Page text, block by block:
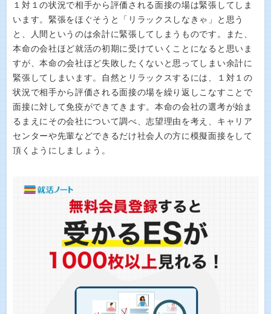
１対１の状況で相手から評価される面接の場は緊張してしま
います。緊張をほぐそうと「リラックスしなきゃ」と思う
と、人間というのは余計に緊張してしまうものです。また、
本命の会社ほど就活の初期に受けていくことになると思いま
すが、本命の会社ほど失敗したくないと思ってしまい余計に
緊張してしまいます。自然とリラックスするには、１対１の
状況で相手から評価される面接の場を繰り返しこなすことで
面接に対して免疫ができてきます。本命の会社の選考が始ま
るまえにその会社について調べ、志望理由を考え、キャリア
センターや先輩などできるだけ社会人の方に模擬面接をして
頂くようにしましょう。